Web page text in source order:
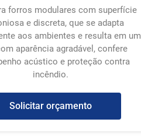
forros modulares com superfície
e discreta, que se adapta
aos ambientes e resulta em um
aparência agradável, confere
acústico e proteção contra
incêndio.
Solicitar orçamento